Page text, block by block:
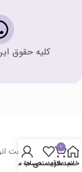
کلیه حقوق
سرم لیفت
خانه
0
سبد خرید
علاقه مندی ها
حساب من